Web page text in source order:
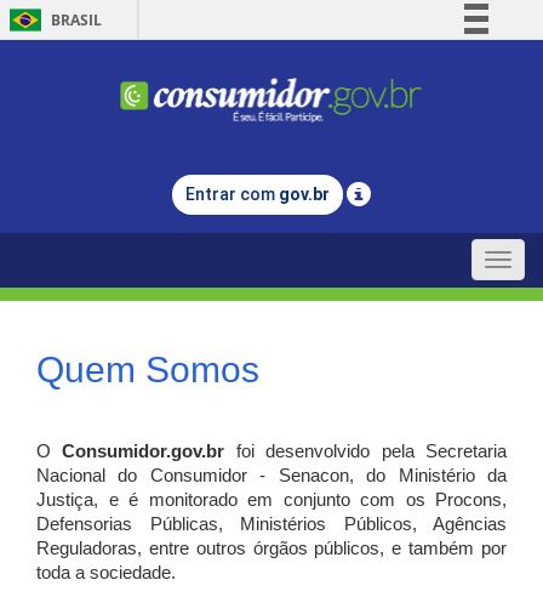
BRASIL
Comunica BR
Legislação
Entrar com gov.br
Toggle
Quem Somos
OConsumidor.gov.br
foi desenvolvido pela Secretaria
Nacional do Consumidor - Senacon, do Ministério da
Justiça, e é monitorado em conjunto com os Procons,
Defensorias Públicas, Ministérios Públicos, Agências
Reguladoras, entre outros órgãos públicos, e também por
toda a sociedade.